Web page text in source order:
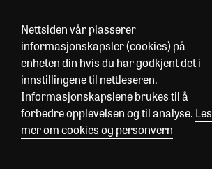
Nettsiden vår plasserer
informasjonskapsler (cookies) på
enheten din hvis du har godkjent det i
innstillingene til nettleseren.
Informasjonskapslene brukes til å
forbedre opplevelsen og til analyse. Les
mer om cookies og personvern